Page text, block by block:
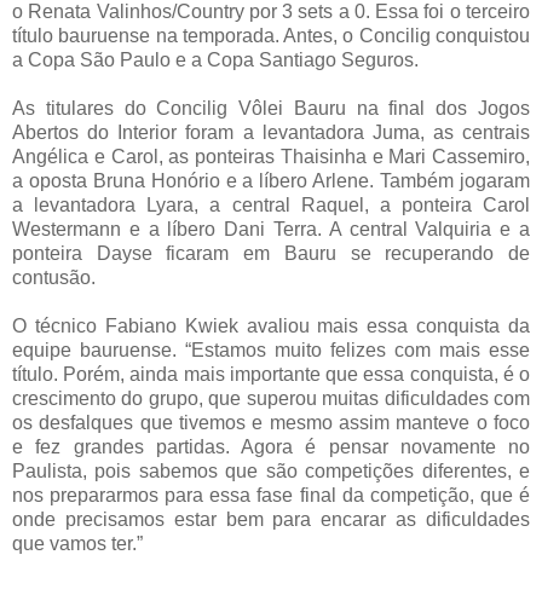
o Renata Valinhos/Country por 3 sets a 0. Essa foi o terceiro
título bauruense na temporada. Antes, o Concilig conquistou
a Copa São Paulo e a Copa Santiago Seguros.
As titulares do Concilig Vôlei Bauru na final dos Jogos
Abertos do Interior foram a levantadora Juma, as centrais
Angélica e Carol, as ponteiras Thaisinha e Mari Cassemiro,
a oposta Bruna Honório e a líbero Arlene. Também jogaram
a levantadora Lyara, a central Raquel, a ponteira Carol
Westermann e a líbero Dani Terra. A central Valquiria e a
ponteira Dayse ficaram em Bauru se recuperando de
contusão.
O técnico Fabiano Kwiek avaliou mais essa conquista da
equipe bauruense. “Estamos muito felizes com mais esse
título. Porém, ainda mais importante que essa conquista, é o
crescimento do grupo, que superou muitas dificuldades com
os desfalques que tivemos e mesmo assim manteve o foco
e fez grandes partidas. Agora é pensar novamente no
Paulista, pois sabemos que são competições diferentes, e
nos prepararmos para essa fase final da competição, que é
onde precisamos estar bem para encarar as dificuldades
que vamos ter.”